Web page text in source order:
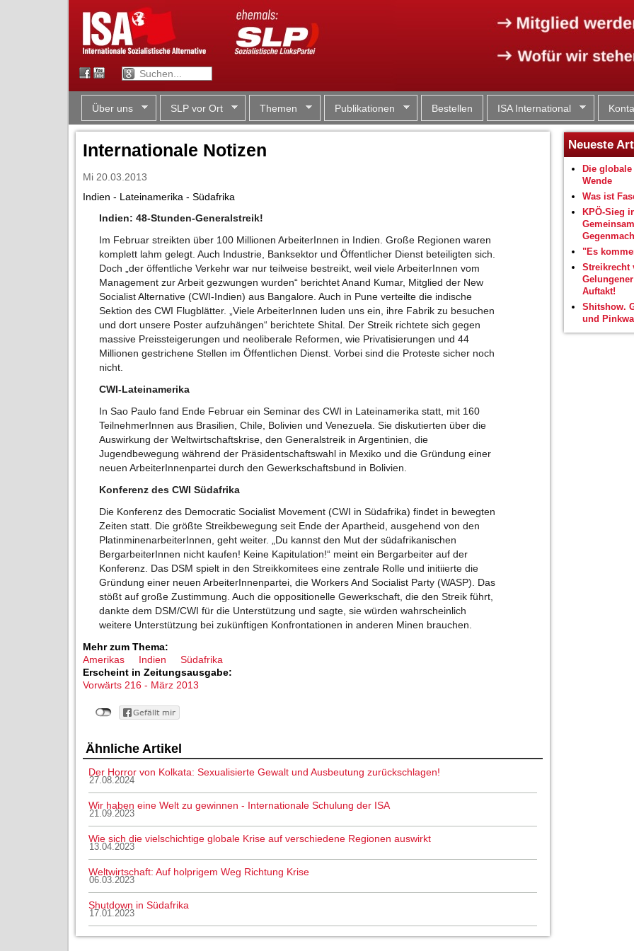
Über uns SLP vor Ort Themen Publikationen Bestellen ISA International
Internationale Notizen
Mi 20.03.2013
Indien - Lateinamerika - Südafrika
Indien: 48-Stunden-Generalstreik!
Im Februar streikten über 100 Millionen ArbeiterInnen in Indien. Große Regionen waren
komplett lahm gelegt. Auch Industrie, Banksektor und Öffentlicher Dienst beteiligten sich.
Doch „der öffentliche Verkehr war nur teilweise bestreikt, weil viele ArbeiterInnen vom
Management zur Arbeit gezwungen wurden“ berichtet Anand Kumar, Mitglied der New
Socialist Alternative (CWI-Indien) aus Bangalore. Auch in Pune verteilte die indische
Sektion des CWI Flugblätter. „Viele ArbeiterInnen luden uns ein, ihre Fabrik zu besuchen
und dort unsere Poster aufzuhängen“ berichtete Shital. Der Streik richtete sich gegen
massive Preissteigerungen und neoliberale Reformen, wie Privatisierungen und 44
Millionen gestrichene Stellen im Öffentlichen Dienst. Vorbei sind die Proteste sicher noch
nicht.
CWI-Lateinamerika
In Sao Paulo fand Ende Februar ein Seminar des CWI in Lateinamerika statt, mit 160
TeilnehmerInnen aus Brasilien, Chile, Bolivien und Venezuela. Sie diskutierten über die
Auswirkung der Weltwirtschaftskrise, den Generalstreik in Argentinien, die
Jugendbewegung während der Präsidentschaftswahl in Mexiko und die Gründung einer
neuen ArbeiterInnenpartei durch den Gewerkschaftsbund in Bolivien.
Konferenz des CWI Südafrika
Die Konferenz des Democratic Socialist Movement (CWI in Südafrika) findet in bewegten
Zeiten statt. Die größte Streikbewegung seit Ende der Apartheid, ausgehend von den
PlatinminenarbeiterInnen, geht weiter. „Du kannst den Mut der südafrikanischen
BergarbeiterInnen nicht kaufen! Keine Kapitulation!“ meint ein Bergarbeiter auf der
Konferenz. Das DSM spielt in den Streikkomitees eine zentrale Rolle und initiierte die
Gründung einer neuen ArbeiterInnenpartei, die Workers And Socialist Party (WASP). Das
stößt auf große Zustimmung. Auch die oppositionelle Gewerkschaft, die den Streik führt,
dankte dem DSM/CWI für die Unterstützung und sagte, sie würden wahrscheinlich
weitere Unterstützung bei zukünftigen Konfrontationen in anderen Minen brauchen.
Mehr zum Thema:
Amerikas
Indien
Südafrika
Erscheint in Zeitungsausgabe:
Vorwärts 216 - März 2013
Ähnliche Artikel
Der Horror von Kolkata: Sexualisierte Gewalt und Ausbeutung zurückschlagen!
27.08.2024
Wir haben eine Welt zu gewinnen - Internationale Schulung der ISA
21.09.2023
Wie sich die vielschichtige globale Krise auf verschiedene Regionen auswirkt
13.04.2023
Weltwirtschaft: Auf holprigem Weg Richtung Krise
06.03.2023
Shutdown in Südafrika
17.01.2023
Neueste
Die
Wende
Was ist
KPÖ-Sieg
"Es
Streikrecht
Auftakt!
Shitshow.
und